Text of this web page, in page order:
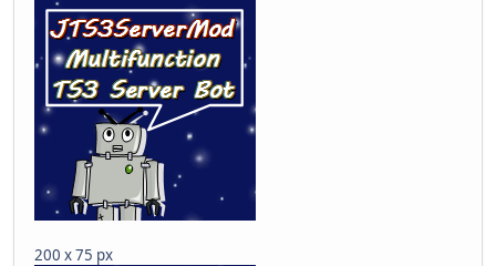
200 x 75 px